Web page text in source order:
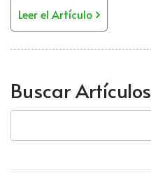
Leer el Artículo
Buscar Artículos